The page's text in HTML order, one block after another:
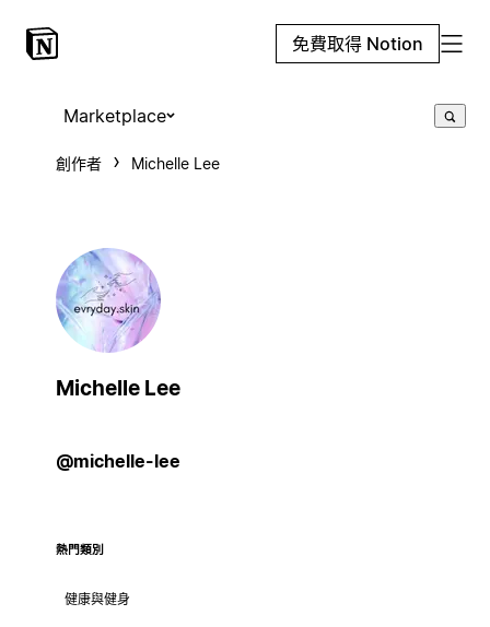
免費取得 Notion
Marketplace
創作者 Michelle Lee
Michelle Lee
@michelle-lee
熱門類別
健康與健身